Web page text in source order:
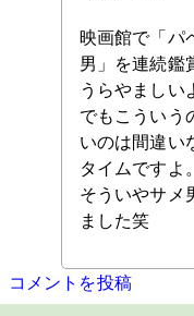
映画館で「パ
男」を連続鑑
うらやまし
でもこういう
いのは間違い
タイムですよ。
そういやサメ
ました笑
コメントを投稿